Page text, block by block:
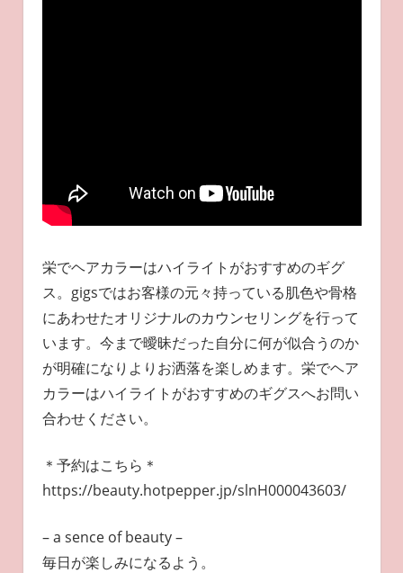
栄でヘアカラーはハイライトがおすすめのギグ
ス。gigsではお客様の元々持っている肌色や骨格
にあわせたオリジナルのカウンセリングを行って
います。今まで曖昧だった自分に何が似合うのか
が明確になりよりお洒落を楽しめます。栄でヘア
カラーはハイライトがおすすめのギグスへお問い
合わせください。
＊予約はこちら＊
https://beauty.hotpepper.jp/slnH000043603/
– a sence of beauty –
毎日が楽しみになるよう。